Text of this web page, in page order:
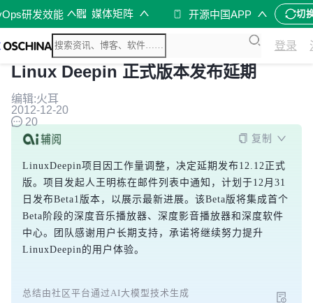
研发效能 媒体矩阵 开源中国APP 切
登录
Linux Deepin 正式版本发布延期
编辑:火耳
2012-12-20
20
复制
LinuxDeepin项目因工作量调整，决定延期发布12.12正式
版。项目发起人王明栋在邮件列表中通知，计划于12月31
日发布Beta1版本，以展示最新进展。该Beta版将集成首个
Beta阶段的深度音乐播放器、深度影音播放器和深度软件
中心。团队感谢用户长期支持，承诺将继续努力提升
LinuxDeepin的用户体验。
总结由社区平台通过AI大模型技术生成